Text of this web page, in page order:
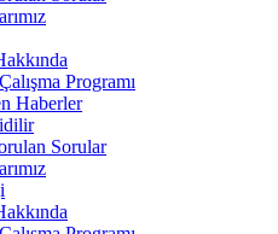
Programı
Haberler
Sorular